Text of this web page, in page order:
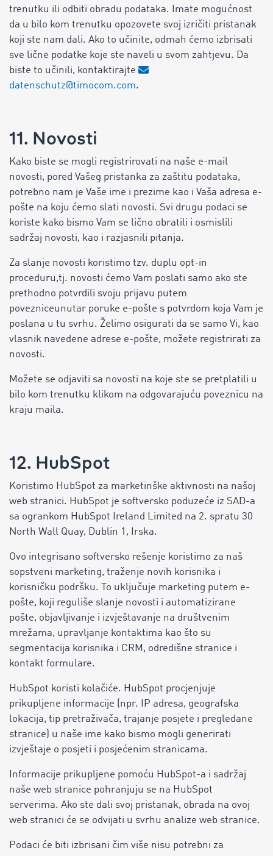
trenutku ili odbiti obradu podataka. Imate mogućnost
da u bilo kom trenutku opozovete svoj izričiti pristanak
koji ste nam dali. Ako to učinite, odmah ćemo izbrisati
sve lične podatke koje ste naveli u svom zahtjevu. Da
biste to učinili, kontaktirajte
datenschutz@timocom.com.
11. Novosti
Kako biste se mogli registrirovati na naše e-mail
novosti, pored Vašeg pristanka za zaštitu podataka,
potrebno nam je Vaše ime i prezime kao i Vaša adresa e-
pošte na koju ćemo slati novosti. Svi drugu podaci se
koriste kako bismo Vam se lično obratili i osmislili
sadržaj novosti, kao i razjasnili pitanja.
Za slanje novosti koristimo tzv. duplu opt-in
proceduru,tj. novosti ćemo Vam poslati samo ako ste
prethodno potvrdili svoju prijavu putem
povezniceunutar poruke e-pošte s potvrdom koja Vam je
poslana u tu svrhu. Želimo osigurati da se samo Vi, kao
vlasnik navedene adrese e-pošte, možete registrirati za
novosti.
Možete se odjaviti sa novosti na koje ste se pretplatili u
bilo kom trenutku klikom na odgovarajuću poveznicu na
kraju maila.
12. HubSpot
Koristimo HubSpot za marketinške aktivnosti na našoj
web stranici. HubSpot je softversko poduzeće iz SAD-a
sa ogrankom HubSpot Ireland Limited na 2. spratu 30
North Wall Quay, Dublin 1, Irska.
Ovo integrisano softversko rešenje koristimo za naš
sopstveni marketing, traženje novih korisnika i
korisničku podršku. To uključuje marketing putem e-
pošte, koji reguliše slanje novosti i automatizirane
pošte, objavljivanje i izvještavanje na društvenim
mrežama, upravljanje kontaktima kao što su
segmentacija korisnika i CRM, odredišne ​​stranice i
kontakt formulare.
HubSpot koristi kolačiće. HubSpot procjenjuje
prikupljene informacije (npr. IP adresa, geografska
lokacija, tip pretraživača, trajanje posjete i pregledane
stranice) u naše ime kako bismo mogli generirati
izvještaje o posjeti i posjećenim stranicama.
Informacije prikupljene pomoću HubSpot-a i sadržaj
naše web stranice pohranjuju se na HubSpot
serverima. Ako ste dali svoj pristanak, obrada na ovoj
web stranici će se odvijati u svrhu analize web stranice.
Podaci će biti izbrisani čim više nisu potrebni za